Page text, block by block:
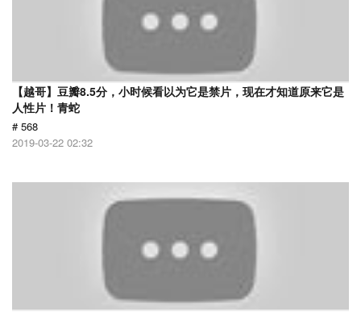
【越哥】豆瓣8.5分，小时候看以为它是禁片，现在才知道原来它是
人性片！青蛇
# 568
2019-03-22 02:32